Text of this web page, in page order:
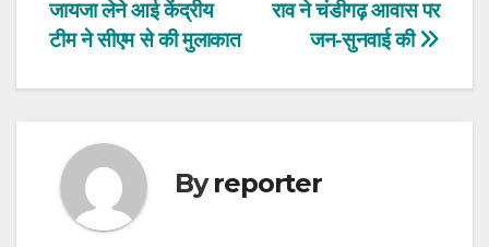
navigation
राव ने चंडीगढ़ आवास पर
जन-सुनवाई की
जायजा लेने आई केंद्रीय
टीम ने सीएम से की मुलाकात
Byreporter